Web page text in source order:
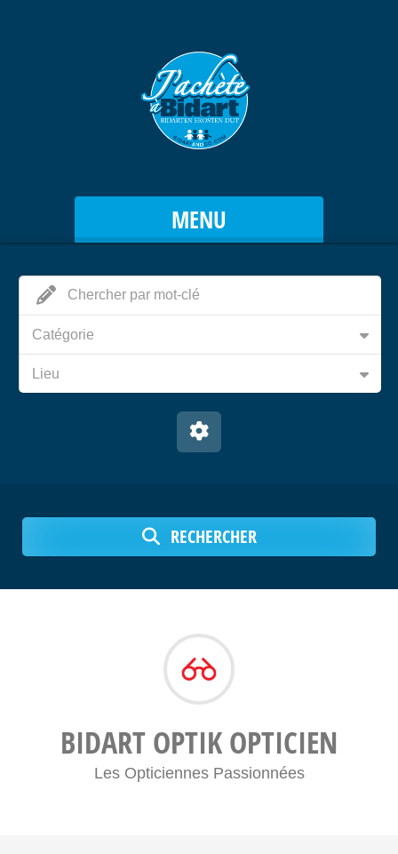
MENU
Catégorie
Lieu
RECHERCHER
BIDART OPTIK OPTICIEN
Les Opticiennes Passionnées